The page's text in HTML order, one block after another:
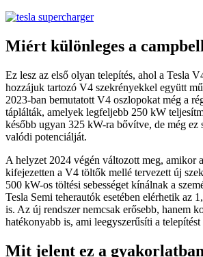
Miért különleges a
Ez lesz az első olyan telepítés, ahol a Tesla
hozzájuk tartozó V4 szekrényekkel együtt
2023-ban bemutatott V4 oszlopokat még a
táplálták, amelyek legfeljebb 250 kW
később ugyan 325 kW-ra bővítve, de még ez
valódi potenciálját.
A helyzet 2024 végén változott meg, amikor
kifejezetten a V4 töltők mellé tervezett új
500 kW-os töltési sebességet kínálnak a
Tesla Semi teherautók esetében elérhetik az
is. Az új rendszer nemcsak erősebb, hanem
hatékonyabb is, ami leegyszerűsíti a telepítést
Mit jelent ez a